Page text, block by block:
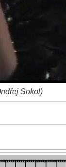
Sokol)